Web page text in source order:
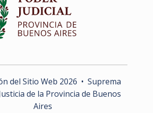
del Sitio Web 2026 • Suprema
de la Provincia de Buenos
Aires